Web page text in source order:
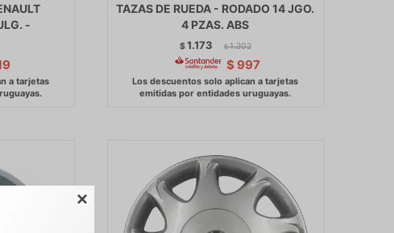

-
TAZAS DE RUEDA - RODADO 14 JGO.
4 PZAS. ABS
$1.173 $ 1.202
$ 997